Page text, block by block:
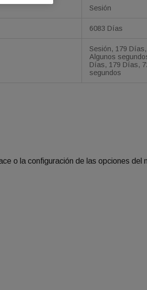
Sesión
6083 Días
Sesión, 179
Algunos
Días, 179 Días,
segundos
o la configuración de las opciones del